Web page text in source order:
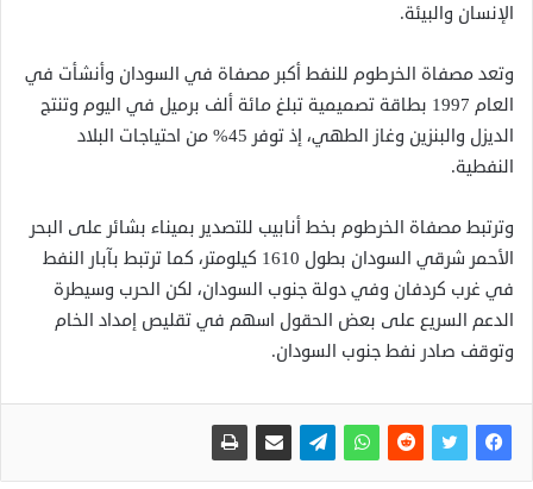
الإنسان والبيئة.
وتعد مصفاة الخرطوم للنفط أكبر مصفاة في السودان وأنشأت في
العام 1997 بطاقة تصميمية تبلغ مائة ألف برميل في اليوم وتنتج
الديزل والبنزين وغاز الطهي، إذ توفر 45% من احتياجات البلاد
النفطية.
وترتبط مصفاة الخرطوم بخط أنابيب للتصدير بميناء بشائر على البحر
الأحمر شرقي السودان بطول 1610 كيلومتر، كما ترتبط بآبار النفط
في غرب كردفان وفي دولة جنوب السودان، لكن الحرب وسيطرة
الدعم السريع على بعض الحقول اسهم في تقليص إمداد الخام
وتوقف صادر نفط جنوب السودان.